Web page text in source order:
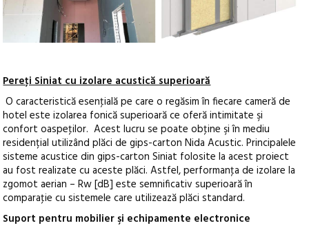
Pereţi Siniat cu izolare acustică superioară
O caracteristică esenţială pe care o regăsim în fiecare cameră de
hotel este izolarea fonică superioară ce oferă intimitate şi
confort oaspeţilor. Acest lucru se poate obţine şi în mediu
residențial utilizând plăci de gips-carton Nida Acustic. Principalele
sisteme acustice din gips-carton Siniat folosite la acest proiect
au fost realizate cu aceste plăci. Astfel, performanţa de izolare la
zgomot aerian – Rw [dB] este semnificativ superioară în
comparaţie cu sistemele care utilizează plăci standard.
Suport pentru mobilier şi echipamente electronice